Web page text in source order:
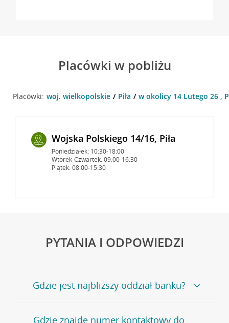
Placówki w pobliżu
Placówki: woj. wielkopolskie Piła w okolicy 14 Lutego 26 ,
Wojska Polskiego 14/16, Piła
Poniedziałek: 10:30-18:00
Wtorek-Czwartek: 09:00-16:30
Piątek: 08:00-15:30
PYTANIA I ODPOWIEDZI
Gdzie jest najbliższy oddział banku?
Jeśli szukasz oddziału naszego banku, zapraszamy na
Gdzie znajdę numer kontaktowy do